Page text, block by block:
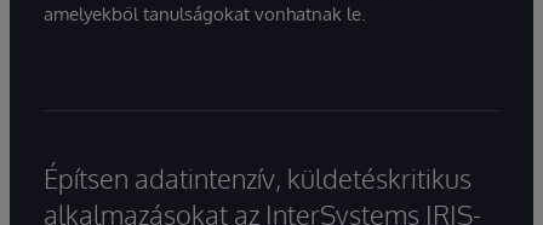
amelyekből tanulságokat vonhatnak le.
Építsen adatintenzív, küldetéskritikus
alkalmazásokat az InterSystems IRIS-